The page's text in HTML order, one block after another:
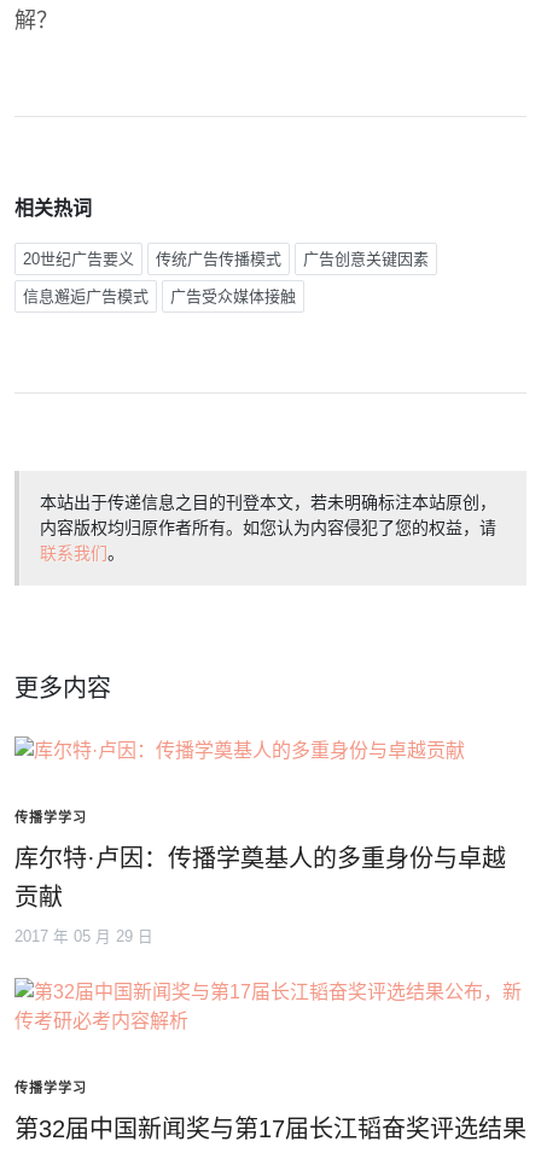
解？
相关热词
20世纪广告要义 传统广告传播模式 广告创意关键因素
信息邂逅广告模式 广告受众媒体接触
本站出于传递信息之目的刊登本文，若未明确标注本站原创，
内容版权均归原作者所有。如您认为内容侵犯了您的权益，请
联系我们。
更多内容
传播学学习
库尔特·卢因：传播学奠基人的多重身份与卓越
贡献
2017 年 05 月 29 日
传播学学习
第32届中国新闻奖与第17届长江韬奋奖评选结果